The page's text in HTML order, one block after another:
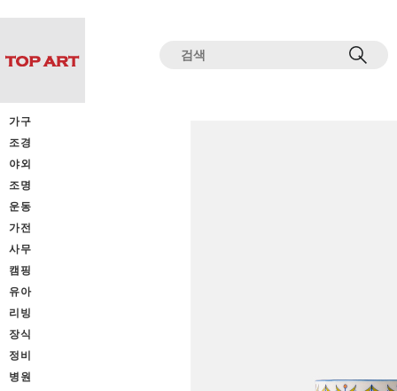
가구
조경
야외
조명
운동
가전
사무
캠핑
유아
리빙
장식
정비
병원